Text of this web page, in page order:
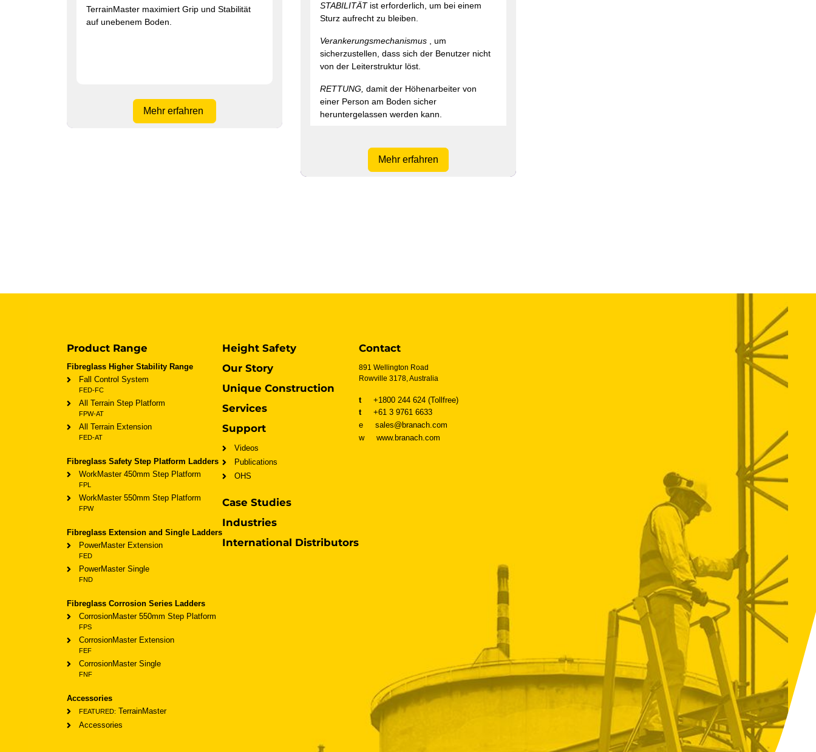
TerrainMastermaximiert Grip und Stabilität
auf unebenem Boden.
Mehr erfahren
STABILITÄT ist erforderlich, um bei einem
Sturz aufrecht zu bleiben.
Verankerungsmechanismus , um
sicherzustellen, dass sich der Benutzer nicht
von der Leiterstruktur löst.
RETTUNG, damit der Höhenarbeiter von
einer Person am Boden sicher
heruntergelassen werden kann.
Mehr erfahren
Product Range
Fibreglass Higher Stability Range
Fall Control System
FED-FC
All Terrain Step Platform
FPW-AT
All Terrain Extension
FED-AT
Fibreglass Safety Step Platform Ladders
WorkMaster 450mm Step Platform
FPL
WorkMaster 550mm Step Platform
FPW
Fibreglass Extension and Single Ladders
PowerMaster Extension
FED
PowerMaster Single
FND
Fibreglass Corrosion Series Ladders
CorrosionMaster 550mm Step Platform
FPS
CorrosionMaster Extension
FEF
CorrosionMaster Single
FNF
Accessories
FEATURED: TerrainMaster
Accessories
Height Safety
Our Story
Unique Construction
Services
Support
Videos
Publications
OHS
Case Studies
Industries
International Distributors
Contact
891 Wellington Road
Rowville 3178, Australia
t
+1800 244 624 (Tollfree)
t
+61 3 9761 6633
e sales@branach.com
w
www.branach.com